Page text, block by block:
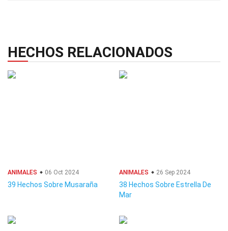
HECHOS RELACIONADOS
ANIMALES 06 Oct 2024
39 Hechos Sobre Musaraña
ANIMALES 26 Sep 2024
38 Hechos Sobre Estrella De
Mar